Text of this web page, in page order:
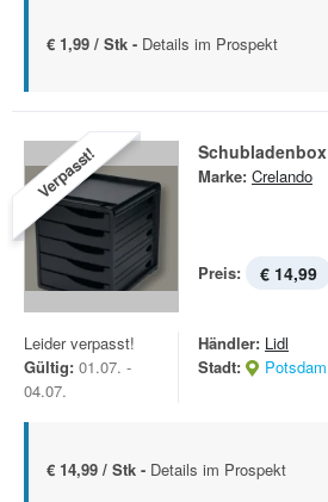
€ 1,99 / Stk - Details im Prospekt
Verpasst! Schubladenbox
Marke: Crelando
Preis: € 14,99
Leider verpasst!
Gültig: 01.07. -
04.07.
Händler: Lidl
Stadt:
Potsdam
€ 14,99 / Stk - Details im Prospekt